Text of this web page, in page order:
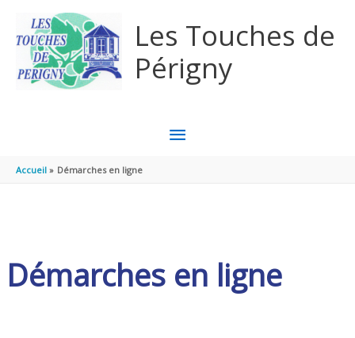
Les Touches de
Périgny
MENU
Accueil Démarches en ligne
Démarches en ligne